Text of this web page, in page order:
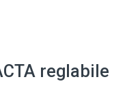
reglabile